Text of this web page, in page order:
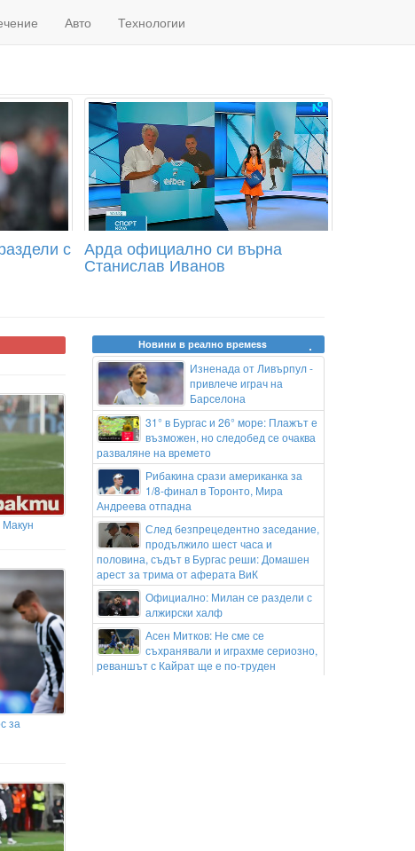
Авто Технологии
с Арда официално си върна
Станислав Иванов
Макун
за
Новини в реално времеss
Изненада от Ливърпул -
привлече играч на
Барселона
31° в Бургас и 26° море: Плажът е
възможен, но следобед се очаква
разваляне на времето
Рибакина срази американка за
1/8-финал в Торонто, Мира
Андреева отпадна
След безпрецедентно заседание,
продължило шест часа и
половина, съдът в Бургас реши: Домашен
арест за трима от аферата ВиК
Официално: Милан се раздели с
алжирски халф
Асен Митков: Не сме се
съхранявали и играхме сериозно,
реваншът с Кайрат ще е по-труден